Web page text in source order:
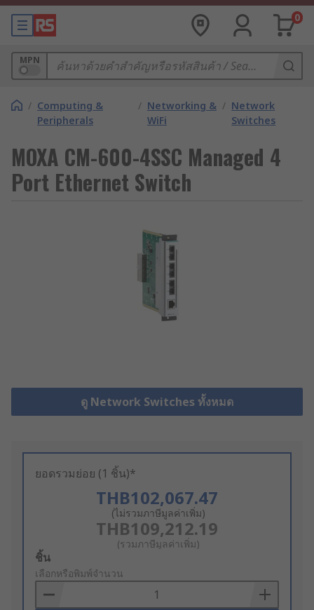
0
MPN
/ Computing &
Peripherals
/ Networking &
WiFi
/ Network
Switches
MOXA CM-600-4SSC Managed 4
Port Ethernet Switch
ดู Network Switches ทั้งหมด
ยอดรวมย่อย (1 ชิ้น)*
THB102,067.47
(ไม่รวมภาษีมูลค่าเพิ่ม)
THB109,212.19
(รวมภาษีมูลค่าเพิ่ม)
Add
to
Basket
ชิ้น
เลือกหรือพิมพ์จำนวน